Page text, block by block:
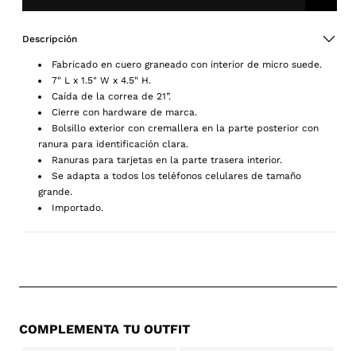
to
Descripción
Fabricado en cuero graneado con interior de micro suede.
7" L x 1.5" W x 4.5" H.
Caída de la correa de 21”.
Cierre con hardware de marca.
Bolsillo exterior con cremallera en la parte posterior con
ranura para identificación clara.
Ranuras para tarjetas en la parte trasera interior.
Se adapta a todos los teléfonos celulares de tamaño
grande.
Importado.
COMPLEMENTA TU OUTFIT